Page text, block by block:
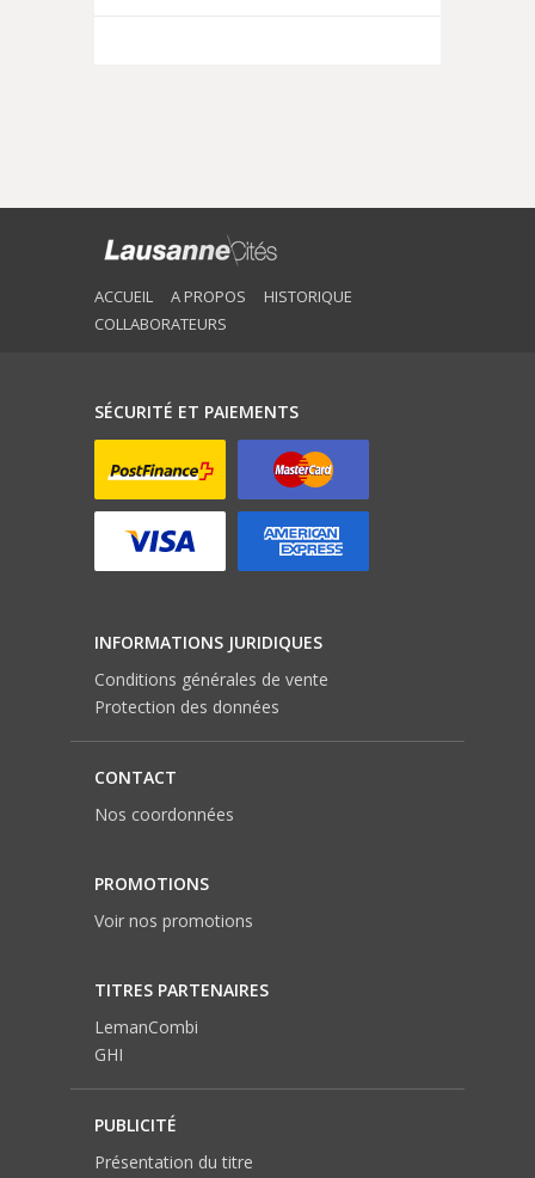
ACCUEIL A PROPOS
HISTORIQUE
COLLABORATEURS
SÉCURITÉ ET PAIEMENTS
INFORMATIONS JURIDIQUES
Conditions générales de vente
Protection des données
CONTACT
Nos coordonnées
PROMOTIONS
Voir nos promotions
TITRES PARTENAIRES
LemanCombi
GHI
PUBLICITÉ
Présentation du titre